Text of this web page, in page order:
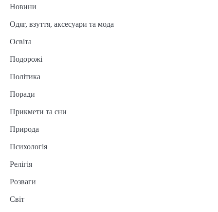
Новини
Одяг, взуття, аксесуари та мода
Освіта
Подорожі
Політика
Поради
Прикмети та сни
Природа
Психологія
Релігія
Розваги
Світ